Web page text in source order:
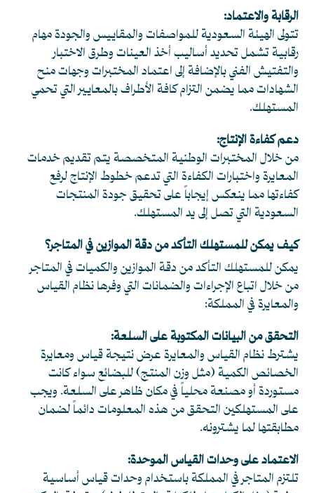
الرقابة والاعتماد:
تتولى الهيئة السعودية للمواصفات والمقاييس والجودة مهام
رقابية تشمل تحديد أساليب أخذ العينات وطرق الاختبار
والتفتيش الفني بالإضافة إلى اعتماد المختبرات وجهات منح
الشهادات مما يضمن التزام كافة الأطراف بالمعايير التي تحمي
المستهلك.
دعم كفاءة الإنتاج:
من خلال المختبرات الوطنية المتخصصة يتم تقديم خدمات
المعايرة واختبارات الكفاءة التي تدعم خطوط الإنتاج لرفع
كفاءتها مما ينعكس إيجاباً على تحقيق جودة المنتجات
السعودية التي تصل إلى يد المستهلك.
كيف يمكن للمستهلك التأكد من دقة الموازين في المتاجر؟
يمكن للمستهلك التأكد من دقة الموازين والكميات في المتاجر
من خلال اتباع الإجراءات والضمانات التي وفرها نظام القياس
والمعايرة في المملكة:
التحقق من البيانات المكتوبة على السلعة:
يشترط نظام القياس والمعايرة عرض نتيجة قياس ومعايرة
الخصائص الكمية (مثل وزن المنتج) للبضائع سواء كانت
مستوردة أو مصنعة محلياً في مكان ظاهر على السلعة. ويجب
على المستهلكين التحقق من هذه المعلومات دائماً لضمان
مطابقتها لما يشترونه.
الاعتماد على وحدات القياس الموحدة:
تلتزم المتاجر في المملكة باستخدام وحدات قياس أساسية